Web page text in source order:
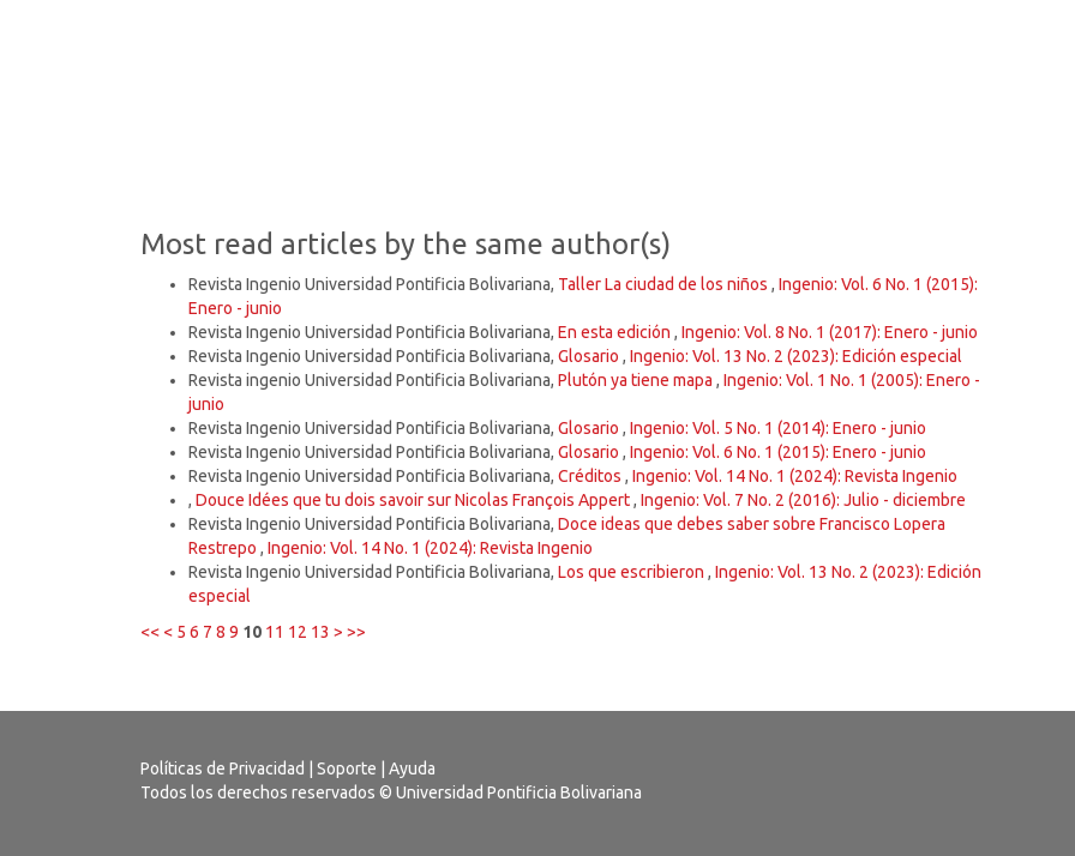
Most read articles by the same author(s)
Revista Ingenio Universidad Pontificia Bolivariana, Taller La ciudad de los niños , Ingenio: Vol. 6 No. 1 (2015):
Enero - junio
Revista Ingenio Universidad Pontificia Bolivariana, En esta edición , Ingenio: Vol. 8 No. 1 (2017): Enero - junio
Revista Ingenio Universidad Pontificia Bolivariana, Glosario , Ingenio: Vol. 13 No. 2 (2023): Edición especial
Revista ingenio Universidad Pontificia Bolivariana, Plutón ya tiene mapa , Ingenio: Vol. 1 No. 1 (2005): Enero -
junio
Revista Ingenio Universidad Pontificia Bolivariana, Glosario , Ingenio: Vol. 5 No. 1 (2014): Enero - junio
Revista Ingenio Universidad Pontificia Bolivariana, Glosario , Ingenio: Vol. 6 No. 1 (2015): Enero - junio
Revista Ingenio Universidad Pontificia Bolivariana, Créditos , Ingenio: Vol. 14 No. 1 (2024): Revista Ingenio
, Douce Idées que tu dois savoir sur Nicolas François Appert, Ingenio: Vol. 7 No. 2 (2016): Julio - diciembre
Revista Ingenio Universidad Pontificia Bolivariana, Doce ideas que debes saber sobre Francisco Lopera
Restrepo , Ingenio: Vol. 14 No. 1 (2024): Revista Ingenio
Revista Ingenio Universidad Pontificia Bolivariana, Los que escribieron , Ingenio: Vol. 13 No. 2 (2023): Edición
especial
<< < 5 6 7 8 9 10 11 12 13 > >>
Políticas de Privacidad Soporte
Ayuda
Todos los derechos reservados © Universidad Pontificia Bolivariana